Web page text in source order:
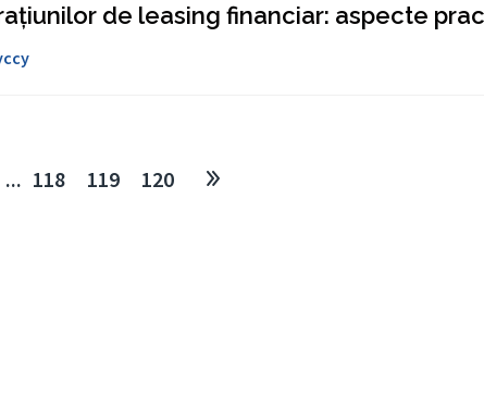
de leasing financiar: aspecte
... 118 119 120